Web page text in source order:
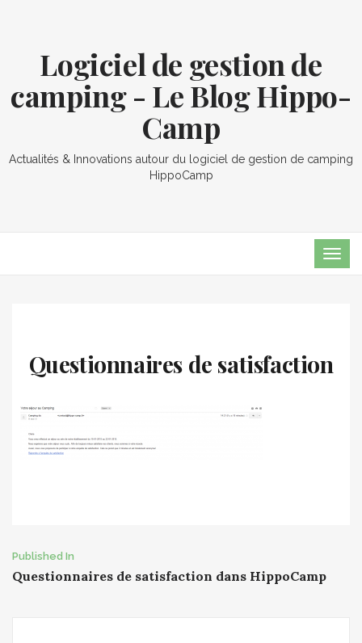
Logiciel de gestion de
camping - Le Blog Hippo-
Camp
Actualités & Innovations autour du logiciel de gestion de camping
HippoCamp
Questionnaires de satisfaction
Post
navigation
Published In
Questionnaires de satisfaction dans HippoCamp